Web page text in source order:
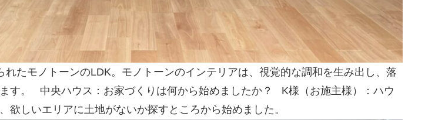
れたモノトーンのLDK。モノトーンのインテリアは、視覚的な調和を生み出し、落
す。
中央ハウス：お家づくりは何から始めましたか？
K様（お施主様）：ハウ
欲しいエリアに土地がないか探すところから始めました。